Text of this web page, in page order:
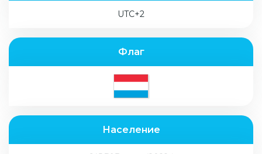
UTC+2
Флаг
Население